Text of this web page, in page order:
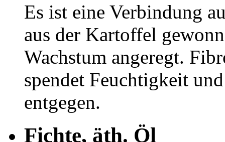
Es ist eine Verbindung
aus der Kartoffel
Wachstum angeregt.
spendet Feuchtigkeit
entgegen.
Fichte, äth. Öl